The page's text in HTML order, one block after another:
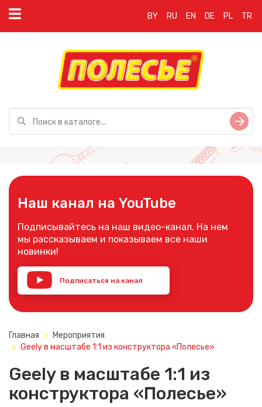
BY RU EN DE PL TR
Наш канал на YouTube
Подписывайтесь на наш видео-канал. На нем
мы рассказываем и показываем все наши
новинки!
Подписаться на канал
Главная
Мероприятия
Geely в масштабе 1:1 из конструктора «Полесье»
Geely в масштабе 1:1 из
конструктора «Полесье»